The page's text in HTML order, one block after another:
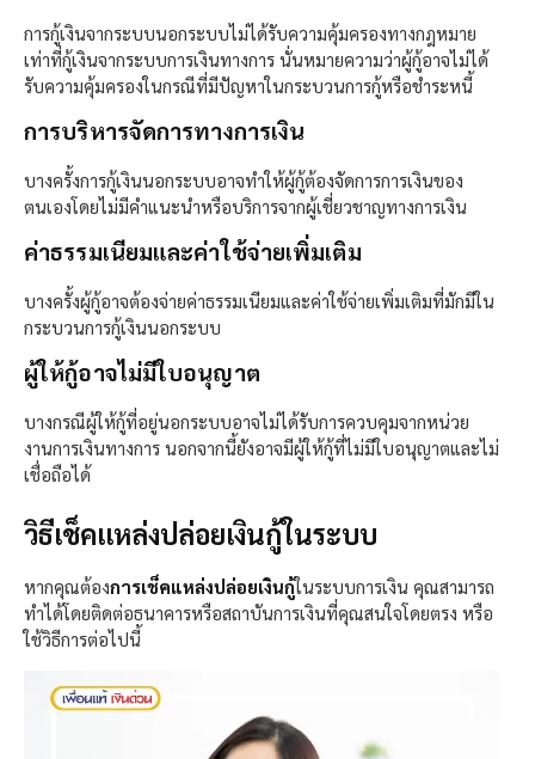
การกู้เงินจากระบบนอกระบบไม่ได้รับความคุ้มครองทางกฎหมาย
เท่าที่กู้เงินจากระบบการเงินทางการ นั่นหมายความว่าผู้กู้อาจไม่ได้
รับความคุ้มครองในกรณีที่มีปัญหาในกระบวนการกู้หรือชำระหนี้
การบริหารจัดการทางการเงิน
บางครั้งการกู้เงินนอกระบบอาจทำให้ผู้กู้ต้องจัดการการเงินของ
ตนเองโดยไม่มีคำแนะนำหรือบริการจากผู้เชี่ยวชาญทางการเงิน
ค่าธรรมเนียมและค่าใช้จ่ายเพิ่มเติม
บางครั้งผู้กู้อาจต้องจ่ายค่าธรรมเนียมและค่าใช้จ่ายเพิ่มเติมที่มักมีใน
กระบวนการกู้เงินนอกระบบ
ผู้ให้กู้อาจไม่มีใบอนุญาต
บางกรณีผู้ให้กู้ที่อยู่นอกระบบอาจไม่ได้รับการควบคุมจากหน่วย
งานการเงินทางการ นอกจากนี้ยังอาจมีผู้ให้กู้ที่ไม่มีใบอนุญาตและไม่
เชื่อถือได้
วิธีเช็คแหล่งปล่อยเงินกู้ในระบบ
หากคุณต้องการเช็คแหล่งปล่อยเงินกู้ในระบบการเงิน คุณสามารถ
ทำได้โดยติดต่อธนาคารหรือสถาบันการเงินที่คุณสนใจโดยตรง หรือ
ใช้วิธีการต่อไปนี้